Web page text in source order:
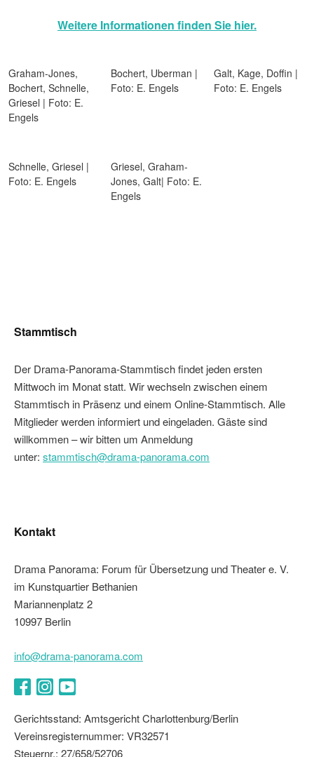
Weitere Informationen finden Sie hier.
Graham-Jones,
Bochert, Schnelle,
Griesel | Foto: E.
Engels
Bochert, Uberman |
Foto: E. Engels
Galt, Kage, Doffin |
Foto: E. Engels
Schnelle, Griesel |
Foto: E. Engels
Griesel, Graham-
Jones, Galt| Foto: E.
Engels
Stammtisch
Der Drama-Panorama-Stammtisch findet jeden ersten
Mittwoch im Monat statt. Wir wechseln zwischen einem
Stammtisch in Präsenz und einem Online-Stammtisch. Alle
Mitglieder werden informiert und eingeladen. Gäste sind
willkommen – wir bitten um Anmeldung
unter: stammtisch@drama-panorama.com
Kontakt
Drama Panorama: Forum für Übersetzung und Theater e. V.
im Kunstquartier Bethanien
Mariannenplatz 2
10997 Berlin
info@drama-panorama.com
Gerichtsstand: Amtsgericht Charlottenburg/Berlin
Vereinsregisternummer: VR32571
Steuernr.: 27/658/52706